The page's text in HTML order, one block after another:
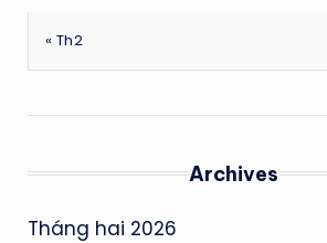
« Th2
Archives
Tháng hai 2026